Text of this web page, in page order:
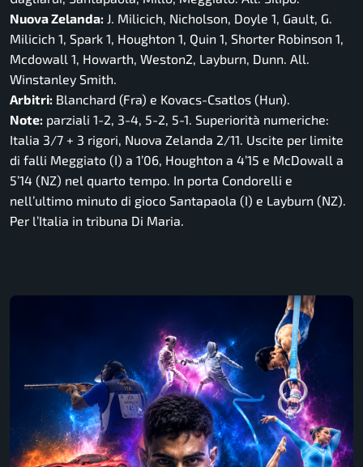
Nuova Zelanda: J. Milicich, Nicholson, Doyle 1, Gault, G.
Milicich 1, Spark 1, Houghton 1, Quin 1, Shorter Robinson 1,
Mcdowall 1, Howarth, Weston2, Layburn, Dunn. All.
Winstanley Smith.
Arbitri: Blanchard (Fra) e Kovacs-Csatlos (Hun).
Note: parziali 1-2, 3-4, 5-2, 5-1. Superiorità numeriche:
Italia 3/7 + 3 rigori, Nuova Zelanda 2/11. Uscite per limite
di falli Meggiato (I) a 1’06, Houghton a 4’15 e McDowall a
5’14 (NZ) nel quarto tempo. In porta Condorelli e
nell’ultimo minuto di gioco Santapaola (I) e Layburn (NZ).
Per l’Italia in tribuna Di Maria.